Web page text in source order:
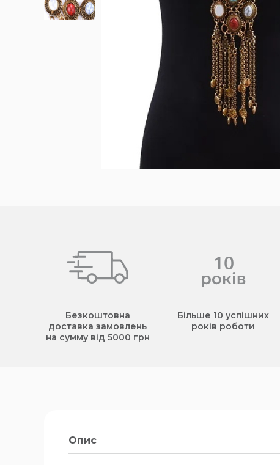
Безкоштовна
доставка замовлень
на сумму від 5000 грн
Більше 10 успішних
років роботи
Опис